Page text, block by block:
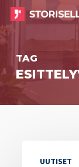
Skip
to
main
content
TAG
UUTISET